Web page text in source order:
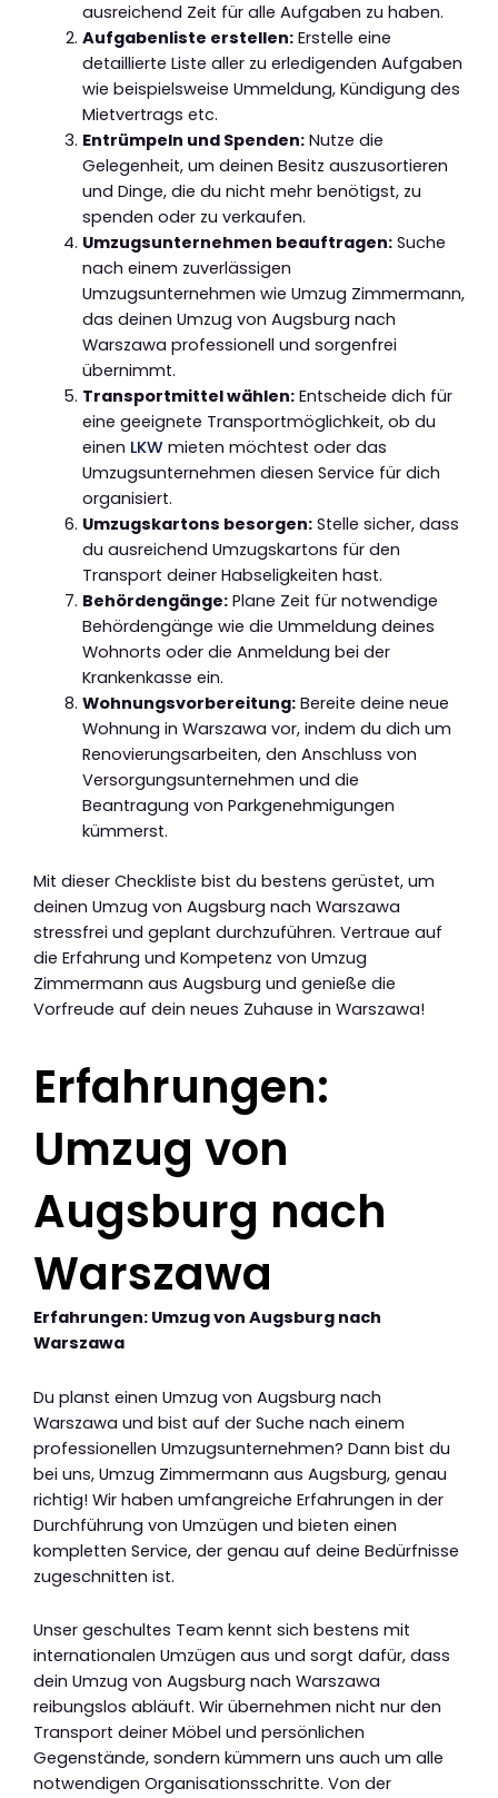
ausreichend Zeit für alle Aufgaben zu haben.
Aufgabenliste erstellen:Erstelle eine
detaillierte Liste aller zu erledigenden Aufgaben
wie beispielsweise Ummeldung, Kündigung des
Mietvertrags etc.
Entrümpeln und Spenden:Nutze die
Gelegenheit, um deinen Besitz auszusortieren
und Dinge, die du nicht mehr benötigst, zu
spenden oder zu verkaufen.
Umzugsunternehmen beauftragen:Suche
nach einem zuverlässigen
Umzugsunternehmen wie Umzug Zimmermann,
das deinen Umzug von Augsburg nach
Warszawa professionell und sorgenfrei
übernimmt.
Transportmittel wählen:Entscheide dich für
eine geeignete Transportmöglichkeit, ob du
einen LKWmieten möchtest oder das
Umzugsunternehmen diesen Service für dich
organisiert.
Umzugskartons besorgen:Stelle sicher, dass
du ausreichend Umzugskartons für den
Transport deiner Habseligkeiten hast.
Behördengänge:Plane Zeit für notwendige
Behördengänge wie die Ummeldung deines
Wohnorts oder die Anmeldung bei der
Krankenkasse ein.
Wohnungsvorbereitung:Bereite deine neue
Wohnung in Warszawa vor, indem du dich um
Renovierungsarbeiten, den Anschluss von
Versorgungsunternehmen und die
Beantragung von Parkgenehmigungen
kümmerst.
Mit dieser Checkliste bist du bestens gerüstet, um
deinen Umzug von Augsburg nach Warszawa
stressfrei und geplant durchzuführen. Vertraue auf
die Erfahrung und Kompetenz von Umzug
Zimmermann aus Augsburg und genieße die
Vorfreude auf dein neues Zuhause in Warszawa!
Erfahrungen:
Umzug von
Augsburg nach
Warszawa
Erfahrungen: Umzug von Augsburg nach
Warszawa
Du planst einen Umzug von Augsburg nach
Warszawa und bist auf der Suche nach einem
professionellen Umzugsunternehmen? Dann bist du
bei uns, Umzug Zimmermann aus Augsburg, genau
richtig! Wir haben umfangreiche Erfahrungen in der
Durchführung von Umzügen und bieten einen
kompletten Service, der genau auf deine Bedürfnisse
zugeschnitten ist.
Unser geschultes Team kennt sich bestens mit
internationalen Umzügen aus und sorgt dafür, dass
dein Umzug von Augsburg nach Warszawa
reibungslos abläuft. Wir übernehmen nicht nur den
Transport deiner Möbel und persönlichen
Gegenstände, sondern kümmern uns auch um alle
notwendigen Organisationsschritte. Von der